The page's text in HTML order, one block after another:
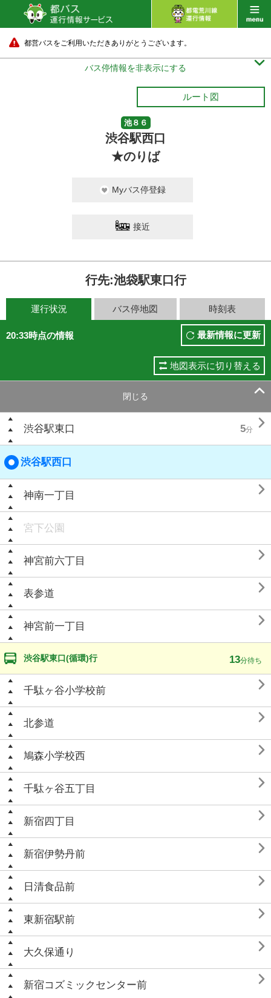
都営バスをご利用いただきありがとうございます。
バス停情報を非表示にする 
ルート図
池８６
渋谷駅西口
★のりば
Myバス停登録
接近
行先:池袋駅東口行
運行状況 バス停地図 時刻表
20:33時点の情報 最新情報に更新
地図表示に切り替える
閉じる 
渋谷駅東口 5分 
渋谷駅西口
神南一丁目 
宮下公園
神宮前六丁目 
表参道 
神宮前一丁目 
渋谷駅東口(循環)行 13分待ち
千駄ヶ谷小学校前 
北参道 
鳩森小学校西 
千駄ヶ谷五丁目 
新宿四丁目 
新宿伊勢丹前 
日清食品前 
東新宿駅前 
大久保通り 
新宿コズミックセンター前 